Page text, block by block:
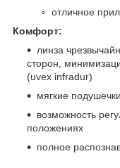
отличное
Комфорт:
линза
сторон,
(uvex infradur)
мягкие
возможность
положениях
полное